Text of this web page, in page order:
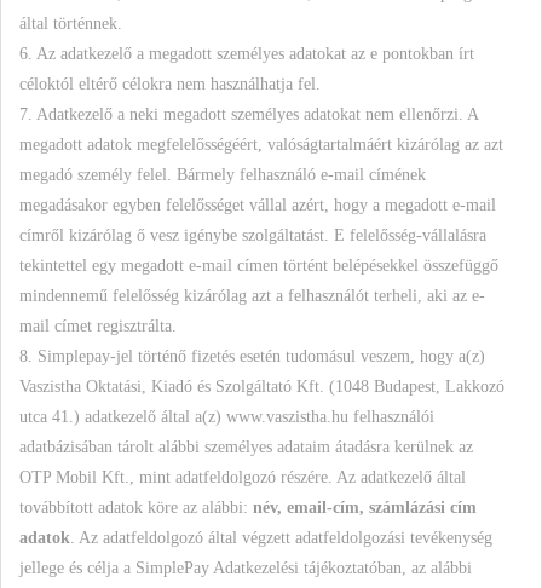
által történnek.
6. Az adatkezelő a megadott személyes adatokat az e pontokban írt
céloktól eltérő célokra nem használhatja fel.
7. Adatkezelő a neki megadott személyes adatokat nem ellenőrzi. A
megadott adatok megfelelősségéért, valóságtartalmáért kizárólag az azt
megadó személy felel. Bármely felhasználó e-mail címének
megadásakor egyben felelősséget vállal azért, hogy a megadott e-mail
címről kizárólag ő vesz igénybe szolgáltatást. E felelősség-vállalásra
tekintettel egy megadott e-mail címen történt belépésekkel összefüggő
mindennemű felelősség kizárólag azt a felhasználót terheli, aki az e-
mail címet regisztrálta.
8. Simplepay-jel történő fizetés esetén tudomásul veszem, hogy a(z)
Vaszistha Oktatási, Kiadó és Szolgáltató Kft. (1048 Budapest, Lakkozó
utca 41.) adatkezelő által a(z) www.vaszistha.hu felhasználói
adatbázisában tárolt alábbi személyes adataim átadásra kerülnek az
OTP Mobil Kft., mint adatfeldolgozó részére. Az adatkezelő által
továbbított adatok köre az alábbi: név, email-cím, számlázási cím
adatok. Az adatfeldolgozó által végzett adatfeldolgozási tevékenység
jellege és célja a SimplePay Adatkezelési tájékoztatóban, az alábbi